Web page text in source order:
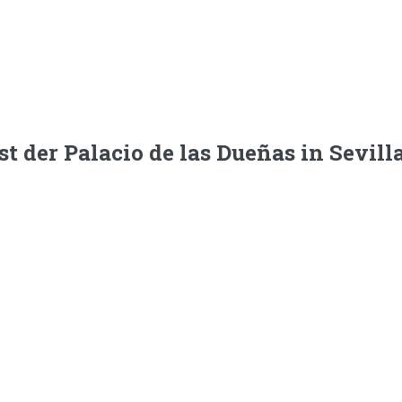
der Palacio de las Dueñas in